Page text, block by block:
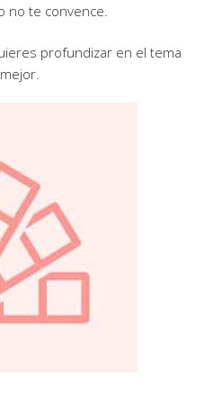
no te convence.
profundizar en el tema